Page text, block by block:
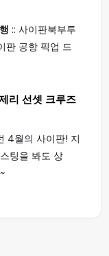
:: 사이판북부투
판 공항 픽업 드
리 선셋 크루즈
4월의 사이판! 지
팅을 봐도 상